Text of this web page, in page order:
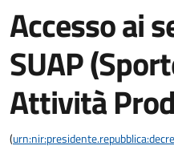
Accesso ai
SUAP
Attività
(